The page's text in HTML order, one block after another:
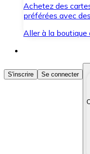
Achetez des
préférées avec
Aller à la boutique
Acheter des
Achetez les
Convertissez
S'inscrire Se connecter